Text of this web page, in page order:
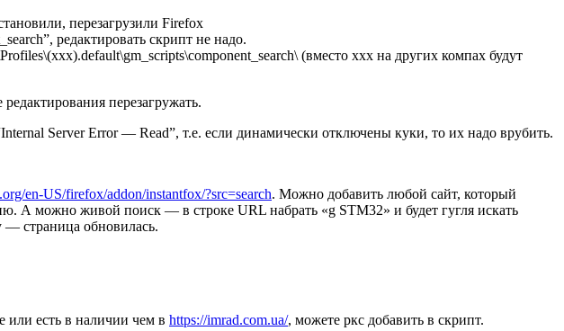
перезагрузили Firefox
редактировать скрипт не надо.
(вместо xxx на других компах будут
перезагружать.
Server Error — Read”, т.е. если динамически отключены куки, то их надо врубить.
en-US/firefox/addon/instantfox/?src=search. Можно добавить любой сайт, который
А можно живой поиск — в строке URL набрать «g STM32» и будет гугля искать
— страница обновилась.
или есть в наличии чем в https://imrad.com.ua/, можете ркс добавить в скрипт.